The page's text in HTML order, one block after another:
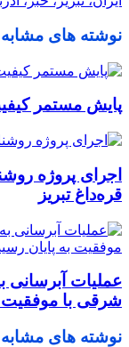
نوشته های مشابه
پایش مستمر
اجرای پروژه
قره‌داغ تبریز
شرقی با موفقیت
نوشته های مشابه